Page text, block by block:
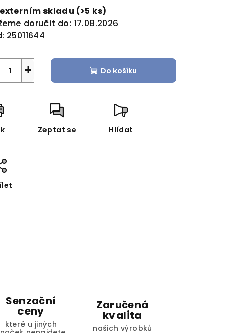
skladu (>5 ks)
doručit do: 17.08.2026
25011644
+ Do košíku
Zeptat se Hlídat
Senzační
ceny
které u jiných
Zaručená
kvalita
našich výrobků